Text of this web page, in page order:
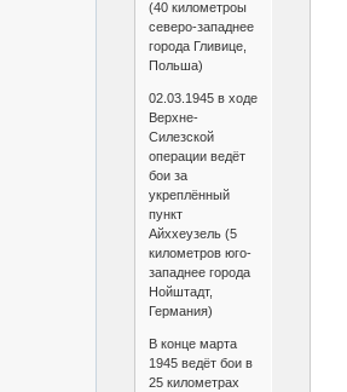
(40 километроы
северо-западнее
города Гливице,
Польша)
02.03.1945 в ходе
Верхне-
Силезской
операции ведёт
бои за
укреплённый
пункт
Айххеузель (5
километров юго-
западнее города
Нойштадт,
Германия)
В конце марта
1945 ведёт бои в
25 километрах